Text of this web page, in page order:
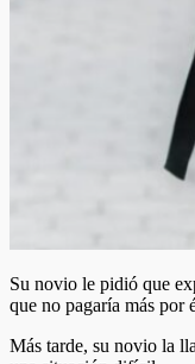
Su novio le pidió que
que no pagaría más por
Más tarde, su novio la